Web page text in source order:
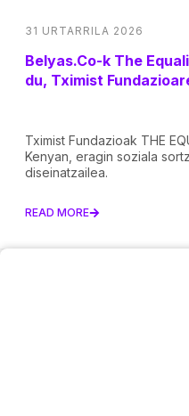
31 URTARRILA 2026
Belyas.Co-k The
du, Tximist
Tximist Fundazioak THE
Kenyan, eragin soziala
diseinatzailea.
READ MORE